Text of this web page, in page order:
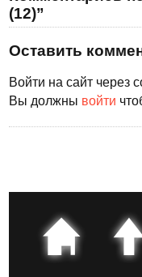
(12)”
Оставить
Войти на сайт через
Вы должны войти